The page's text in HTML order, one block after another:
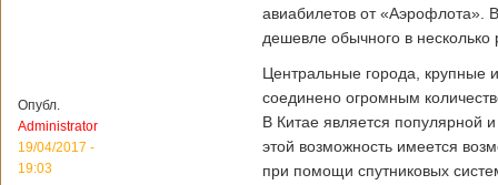
евро. Как
свидетельствуют
опубликованные
данные, в прошлом
Опубл.
Administrator
19/04/2017 -
19:03
авиабилетов от «Аэрофлота».
дешевле обычного в
Центральные города, крупные
соединено огромным
В Китае является популярной
этой возможность имеется
при помощи спутниковых